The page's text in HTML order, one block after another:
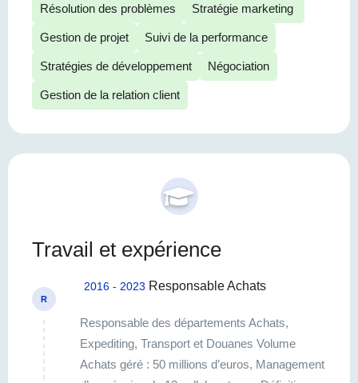
Résolution des problèmes
Stratégie marketing
Gestion de projet Suivi de la performance
Stratégies de développement Négociation
Gestion de la relation client
Travail et expérience
R
2016 - 2023 Responsable Achats
Responsable des départements Achats,
Expediting, Transport et Douanes Volume
Achats géré : 50 millions d’euros, Management